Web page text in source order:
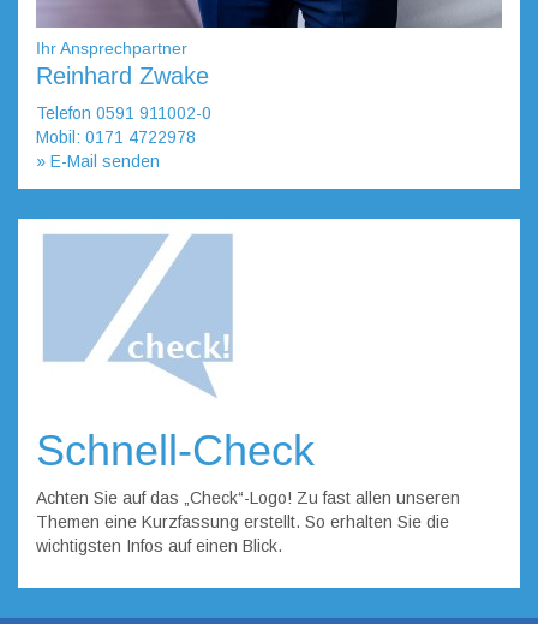
Ihr Ansprechpartner
Reinhard Zwake
Telefon 0591 911002-0
Mobil: 0171 4722978
» E-Mail senden
Schnell-Check
Achten Sie auf das „Check“-Logo! Zu fast allen unseren
Themen eine Kurzfassung erstellt. So erhalten Sie die
wichtigsten Infos auf einen Blick.